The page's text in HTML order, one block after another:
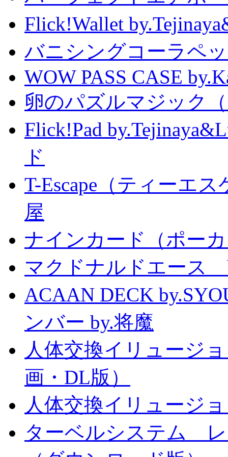
Flick!Wallet
バニシングコーラペ
WOW PASS CASE
卵のパズルマジック
Flick!Pad
ド
T-Escape（ティーエ
屋
ナインカード（ポー
マクドナルドエース
ACAAN DECK
ンバー by.将魔
人体交換イリュージ
画・DL版）
人体交換イリュージ
ターベルシステム